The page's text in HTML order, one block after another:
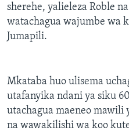
sherehe, yalieleza Roble
watachagua wajumbe wa
Jumapili.
Mkataba huo ulisema
utafanyika ndani ya siku
utachagua maeneo mawili
na wawakilishi wa koo